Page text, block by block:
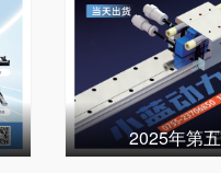
2025年第